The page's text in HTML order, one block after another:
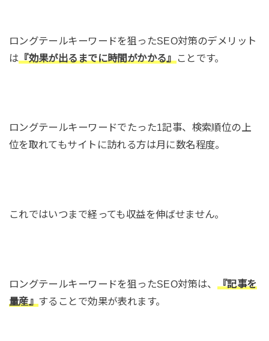
ロングテールキーワードを狙ったSEO対策のデメリット
は『効果が出るまでに時間がかかる』ことです。
ロングテールキーワードでたった1記事、検索順位の上
位を取れてもサイトに訪れる方は月に数名程度。
これではいつまで経っても収益を伸ばせません。
ロングテールキーワードを狙ったSEO対策は、 『記事を
量産』することで効果が表れます。